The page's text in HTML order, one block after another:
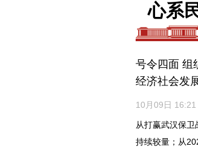
心系
号令四面
经济社会发
10月09日 16:21
从打赢武汉保
持续较量；从